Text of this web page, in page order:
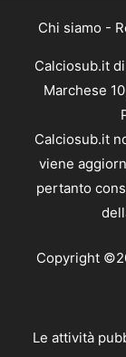
Chi siamo -
Calciosub.it
Marchese
Calciosub.it
viene
pertanto
Copyright
Le attività